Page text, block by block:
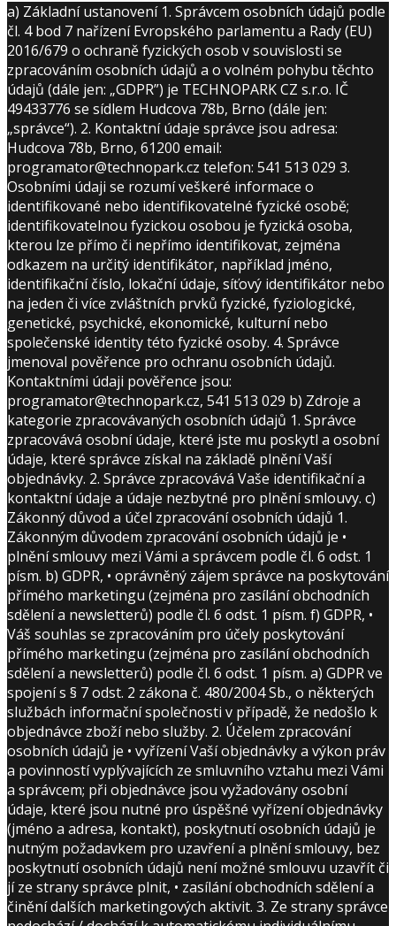
a) Základní ustanovení 1. Správcem osobních údajů podle
čl. 4 bod 7 nařízení Evropského parlamentu a Rady (EU)
2016/679 o ochraně fyzických osob v souvislosti se
zpracováním osobních údajů a o volném pohybu těchto
údajů (dále jen: „GDPR”) je TECHNOPARK CZ s.r.o. IČ
49433776 se sídlem Hudcova 78b, Brno (dále jen:
„správce“). 2. Kontaktní údaje správce jsou adresa:
Hudcova 78b, Brno, 61200 email:
programator@technopark.cz telefon: 541 513 029 3.
Osobními údaji se rozumí veškeré informace o
identifikované nebo identifikovatelné fyzické osobě;
identifikovatelnou fyzickou osobou je fyzická osoba,
kterou lze přímo či nepřímo identifikovat, zejména
odkazem na určitý identifikátor, například jméno,
identifikační číslo, lokační údaje, síťový identifikátor nebo
na jeden či více zvláštních prvků fyzické, fyziologické,
genetické, psychické, ekonomické, kulturní nebo
společenské identity této fyzické osoby. 4. Správce
jmenoval pověřence pro ochranu osobních údajů.
Kontaktními údaji pověřence jsou:
programator@technopark.cz, 541 513 029 b) Zdroje a
kategorie zpracovávaných osobních údajů 1. Správce
zpracovává osobní údaje, které jste mu poskytl a osobní
údaje, které správce získal na základě plnění Vaší
objednávky. 2. Správce zpracovává Vaše identifikační a
kontaktní údaje a údaje nezbytné pro plnění smlouvy. c)
Zákonný důvod a účel zpracování osobních údajů 1.
Zákonným důvodem zpracování osobních údajů je •
plnění smlouvy mezi Vámi a správcem podle čl. 6 odst. 1
písm. b) GDPR, • oprávněný zájem správce na poskytování
přímého marketingu (zejména pro zasílání obchodních
sdělení a newsletterů) podle čl. 6 odst. 1 písm. f) GDPR, •
Váš souhlas se zpracováním pro účely poskytování
přímého marketingu (zejména pro zasílání obchodních
sdělení a newsletterů) podle čl. 6 odst. 1 písm. a) GDPR ve
spojení s § 7 odst. 2 zákona č. 480/2004 Sb., o některých
službách informační společnosti v případě, že nedošlo k
objednávce zboží nebo služby. 2. Účelem zpracování
osobních údajů je • vyřízení Vaší objednávky a výkon práv
a povinností vyplývajících ze smluvního vztahu mezi Vámi
a správcem; při objednávce jsou vyžadovány osobní
údaje, které jsou nutné pro úspěšné vyřízení objednávky
(jméno a adresa, kontakt), poskytnutí osobních údajů je
nutným požadavkem pro uzavření a plnění smlouvy, bez
poskytnutí osobních údajů není možné smlouvu uzavřít či
jí ze strany správce plnit, • zasílání obchodních sdělení a
činění dalších marketingových aktivit. 3. Ze strany správce